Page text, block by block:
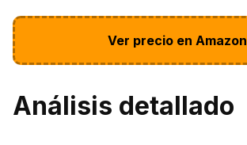
Ver precio en Amazon
Análisis detallado